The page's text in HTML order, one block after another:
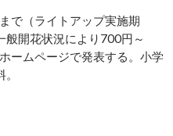
で（ライトアップ実施期
般開花状況により700円～
ームページで発表する。小学